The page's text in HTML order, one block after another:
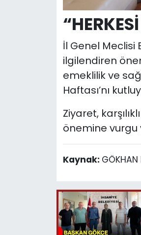
İl Genel Meclisi
ilgilendiren
emeklilik ve
Haftası’nı
Ziyaret,
önemine vurgu
Kaynak: GÖKHAN